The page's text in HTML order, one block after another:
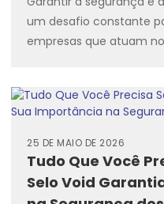
um desafio constante
empresas que atuam
Tudo Que Você
Selo Void
25 DE MAIO DE 2026